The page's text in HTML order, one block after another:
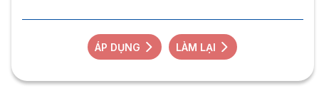
ÁP DỤNG LÀM LẠI